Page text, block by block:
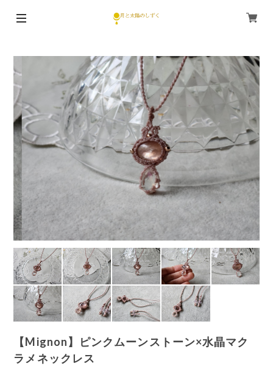
【Mignon】ピンクムーンストーン×水晶マク
ラメネックレス